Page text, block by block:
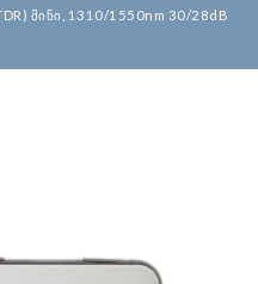
მინი, 1310/1550nm 30/28dB